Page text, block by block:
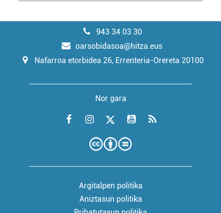
943 34 03 30
oarsobidasoa@hitza.eus
Nafarroa etorbidea 26, Errenteria-Orereta 20100
Nor gara
Argitalpen politika
Aniztasun politika